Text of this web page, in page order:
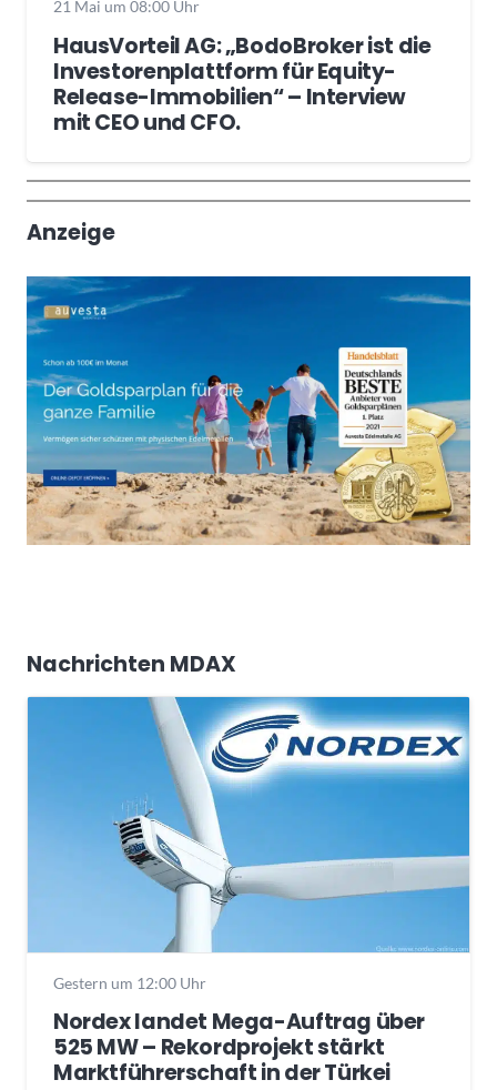
21 Mai um 08:00 Uhr
HausVorteil AG: „BodoBroker ist die
Investorenplattform für Equity-
Release-Immobilien“ – Interview
mit CEO und CFO.
Wochenrückblick
Trendthemen
Anzeige
Nachrichten MDAX
Gestern um 12:00 Uhr
Nordex landet Mega-Auftrag über
525 MW – Rekordprojekt stärkt
Marktführerschaft in der Türkei